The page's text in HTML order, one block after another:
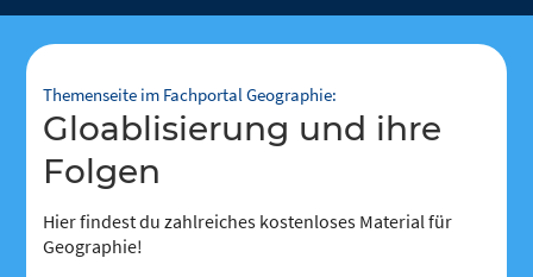
Themenseite im Fachportal Geographie:
Gloablisierung und ihre
Folgen
Hier findest du zahlreiches kostenloses Material für
Geographie!